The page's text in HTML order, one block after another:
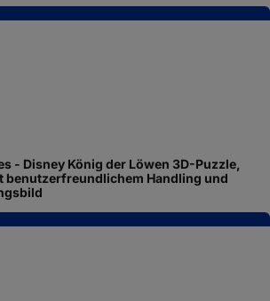
- Disney König der Löwen 3D-Puzzle,
benutzerfreundlichem Handling und